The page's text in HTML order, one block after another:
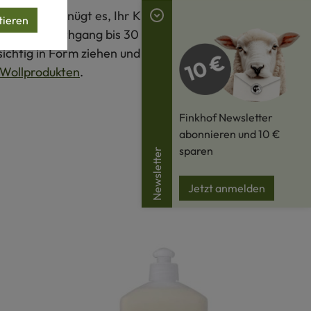
Meist genügt es, Ihr Kleidungsstück im Schatten
Wollwaschgang bis 30 °C mit Wollwaschmittel und
in Form ziehen und flach auf einem Handtuch
.
Newsletter
Finkhof Newsletter
abonnieren und 10 €
sparen
Jetzt anmelden